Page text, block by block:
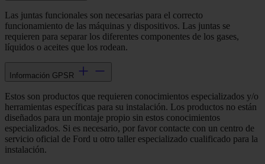
Las juntas funcionales son necesarias para el correcto
funcionamiento de las máquinas y dispositivos. Las juntas se
requieren para separar los diferentes componentes de los gases,
líquidos o aceites que los rodean.
Información GPSR
Estos son productos que requieren conocimientos especializados y/o
herramientas específicas para su instalación. Los productos no están
diseñados para un montaje propio sin estos conocimientos
especializados. Si es necesario, por favor contacte con un centro de
servicio oficial de Ford u otro taller especializado cualificado para la
instalación.